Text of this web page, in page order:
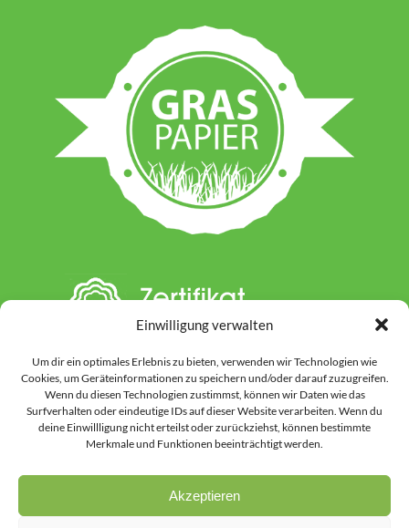
Einwilligung verwalten
Um dir ein optimales Erlebnis zu bieten, verwenden wir Technologien wie
Cookies, um Geräteinformationen zu speichern und/oder darauf zuzugreifen.
Wenn du diesen Technologien zustimmst, können wir Daten wie das
Surfverhalten oder eindeutige IDs auf dieser Website verarbeiten. Wenn du
deine Einwillligung nicht erteilst oder zurückziehst, können bestimmte
Merkmale und Funktionen beeinträchtigt werden.
Akzeptieren
Hinweis: Auf dieser Website werden einzelne Inhalte unter Einsatz von KI-
gestützten Werkzeugen vorbereitet oder gestaltet. Dies kann Textinhalte
Veröffentlichung werden alle Inhalte durch uns kontrolliert, überarbeitet
und in den passenden inhaltlichen Zusammenhang gesetzt.